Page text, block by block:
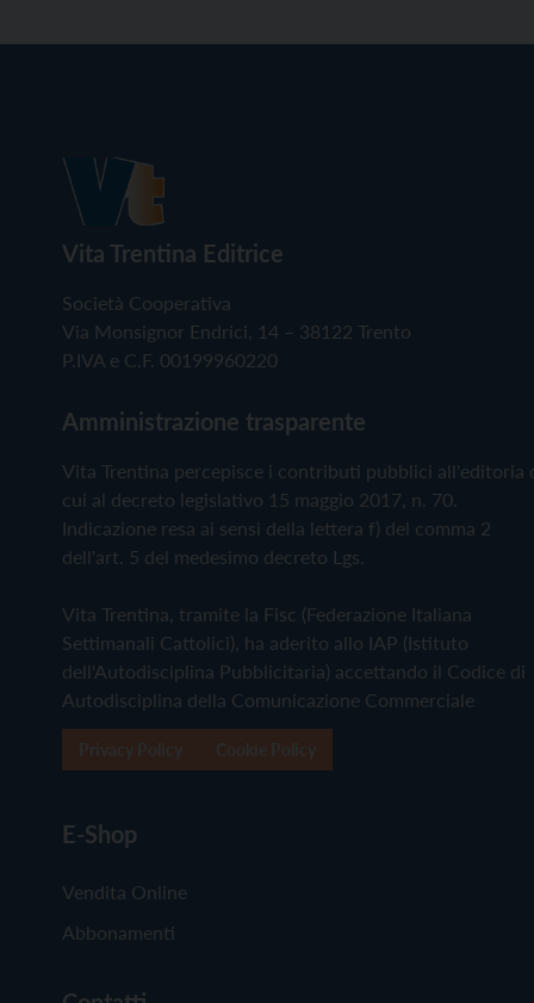
Vita Trentina Editrice
Società Cooperativa
Via Monsignor Endrici, 14 – 38122 Trento
P.IVA e C.F. 00199960220
Amministrazione trasparente
Vita Trentina percepisce i contributi pubblici all'editoria
cui al decreto legislativo 15 maggio 2017, n. 70.
Indicazione resa ai sensi della lettera f) del comma 2
dell'art. 5 del medesimo decreto Lgs.
Vita Trentina, tramite la Fisc (Federazione Italiana
Settimanali Cattolici), ha aderito allo IAP (Istituto
dell'Autodisciplina Pubblicitaria) accettando il Codice di
Autodisciplina della Comunicazione Commerciale
E-Shop
Vendita Online
Abbonamenti